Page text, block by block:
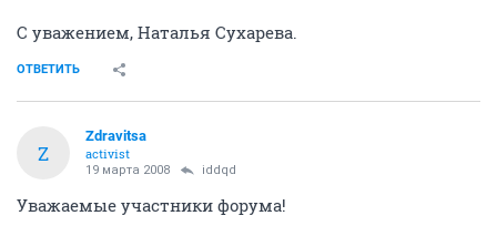
С уважением, Наталья Сухарева.
ОТВЕТИТЬ
Z
Zdravitsa
activist
19 марта 2008 iddqd
Уважаемые участники форума!